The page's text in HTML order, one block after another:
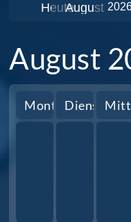
Heute
August
MontagDienstag